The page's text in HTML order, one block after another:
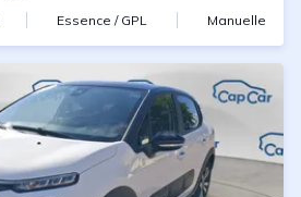
Essence / GPL Manuelle